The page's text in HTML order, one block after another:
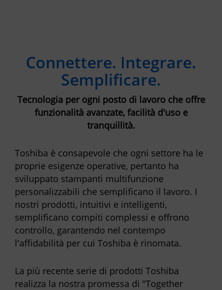
Connettere. Integrare.
Semplificare.
Tecnologia per ogni posto di lavoro che offre
funzionalità avanzate, facilità d'uso e
tranquillità.
Toshiba è consapevole che ogni settore ha le
proprie esigenze operative, pertanto ha
sviluppato stampanti multifunzione
personalizzabili che semplificano il lavoro. I
nostri prodotti, intuitivi e intelligenti,
semplificano compiti complessi e offrono
controllo, garantendo nel contempo
l'affidabilità per cui Toshiba è rinomata.
La più recente serie di prodotti Toshiba
realizza la nostra promessa di "Together